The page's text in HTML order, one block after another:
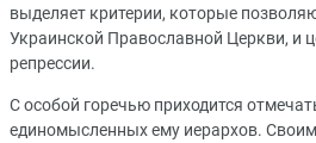
выделяет критерии, которые
Украинской Православной Церкви, и
репрессии.
С особой горечью приходится
единомысленных ему иерархов.